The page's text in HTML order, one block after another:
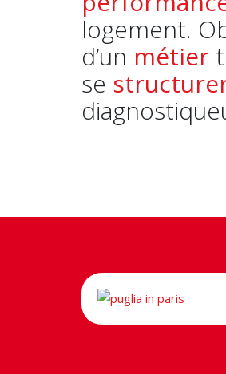
logement.
d’un métier
se